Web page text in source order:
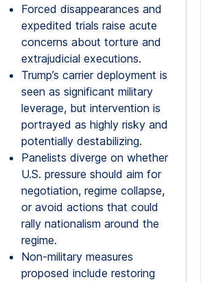
Forced disappearances and
expedited trials raise acute
concerns about torture and
extrajudicial executions.
Trump’s carrier deployment is
seen as significant military
leverage, but intervention is
portrayed as highly risky and
potentially destabilizing.
Panelists diverge on whether
U.S. pressure should aim for
negotiation, regime collapse,
or avoid actions that could
rally nationalism around the
regime.
Non-military measures
proposed include restoring